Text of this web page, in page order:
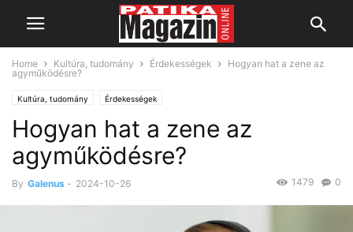
Home Kultúra, tudomány Érdekességek
Hogyan hat a zene az
agyműködésre?
Kultúra, tudomány Érdekességek
Hogyan hat a zene az
agyműködésre?
By Galenus - 2024-10-26 0
1479